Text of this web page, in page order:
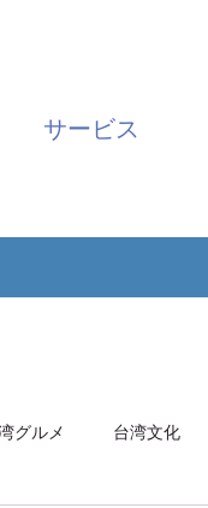
サービス
グルメ 台湾文化